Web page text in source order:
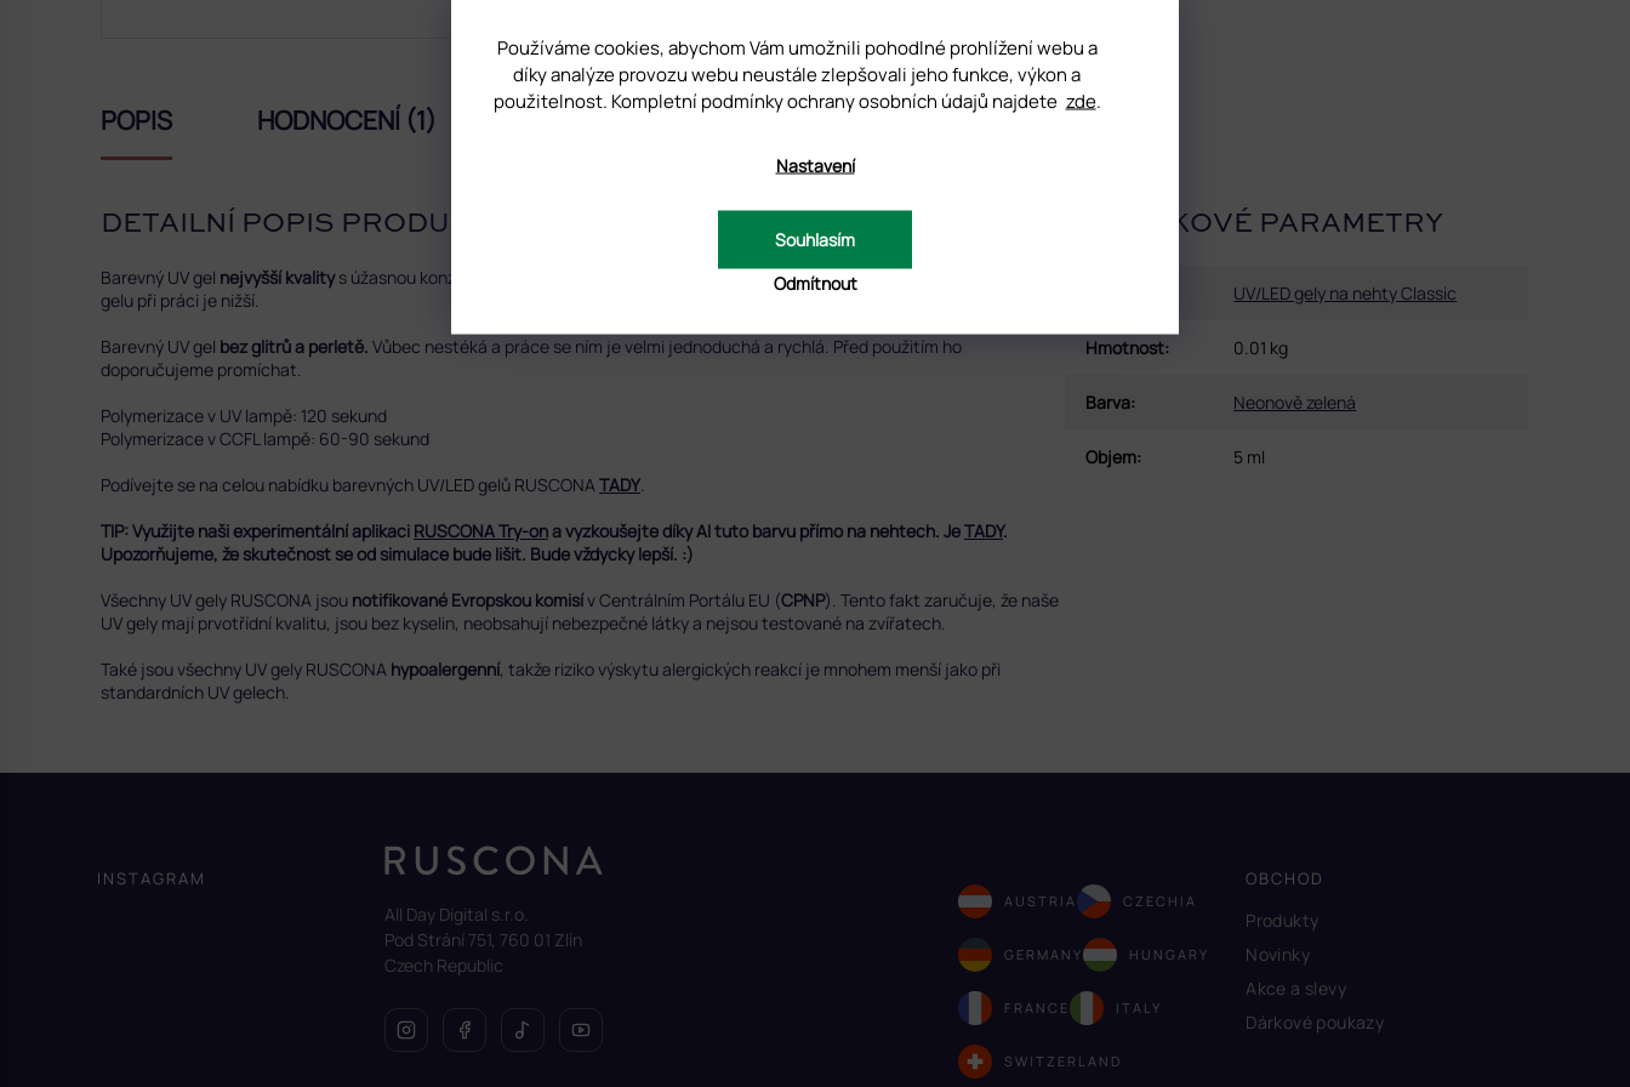
Používáme cookies, abychom Vám umožnili pohodlné prohlížení webu a
díky analýze provozu webu neustále zlepšovali jeho funkce, výkon a
použitelnost. Kompletní podmínky ochrany osobních údajů najdete zde.
Nastavení
Odmítnout
Souhlasím
POPIS HODNOCENÍ (1) DISKUZE
DETAILNÍ POPIS PRODUKTU
Barevný UV gel nejvyšší kvalitys úžasnou konzistencí a s vynikajícími krycími vlastnostmiuž v jedné vrstvě, takže spotřeba UV
gelu při práci je nižší.
Barevný UV gel bez glitrů a perletě. Vůbec nestéká a práce se ním je velmi jednoduchá a rychlá. Před použitím ho
doporučujeme promíchat.
Polymerizace v UV lampě: 120 sekund
Polymerizace v CCFL lampě: 60-90 sekund
Podívejte se na celou nabídku barevných UV/LED gelů RUSCONATADY.
TIP: Využijte naši experimentální aplikaci RUSCONA Try-ona vyzkoušejte díky AI tuto barvu přímo na nehtech. JeTADY.
Upozorňujeme, že skutečnost se od simulace bude lišit. Bude vždycky lepší. :)
Všechny UV gely RUSCONA jsou notifikované Evropskou komisív Centrálním Portálu EU (CPNP). Tento fakt zaručuje, že naše
UV gely mají prvotřídní kvalitu, jsou bez kyselin, neobsahují nebezpečné látky a nejsou testované na zvířatech.
Také jsou všechny UV gely RUSCONA hypoalergenní, takže riziko výskytu alergických reakcí je mnohem menší jako při
standardních UV gelech.
DOPLŇKOVÉ PARAMETRY
UV/LED gely na nehty Classic
Hmotnost: 0.01 kg
Barva: Neonově zelená
Objem: 5 ml
t
INSTAGRAM
All Day Digital s.r.o.
Pod Strání 751, 760 01 Zlín
Czech Republic
AUSTRIA CZECHIA
GERMANY HUNGARY
FRANCE ITALY
SWITZERLAND
OBCHOD
Produkty
Novinky
Akce a slevy
Dárkové poukazy